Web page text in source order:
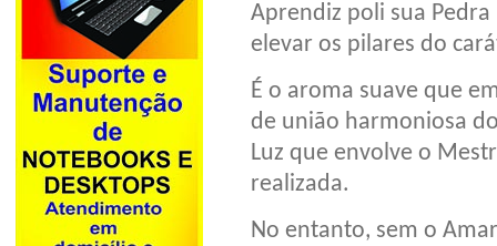
Aprendiz poli sua
elevar os pilares do
É o aroma suave que
de união harmoniosa
Luz que envolve o
realizada.
No entanto, sem o